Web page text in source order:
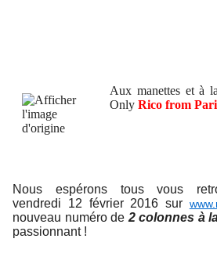
Aux manettes et à
Only Rico from
Nous espérons tous vous
vendredi 12 février 2016 sur
nouveau numéro de 2 colonnes à
passionnant !